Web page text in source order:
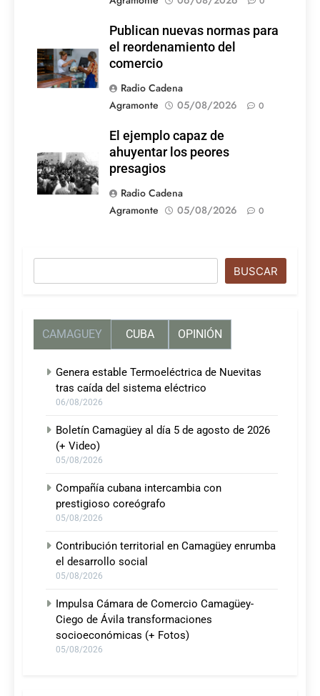
Publican nuevas normas para
el reordenamiento del
comercio
Radio Cadena
Agramonte
05/08/2026 0
El ejemplo capaz de
ahuyentar los peores
presagios
Radio Cadena
Agramonte
05/08/2026 0
BUSCAR
CAMAGUEY CUBA OPINIÓN
Genera estable Termoeléctrica de Nuevitas
tras caída del sistema eléctrico
06/08/2026
Boletín Camagüey al día 5 de agosto de 2026
(+ Video)
05/08/2026
Compañía cubana intercambia con
prestigioso coreógrafo
05/08/2026
Contribución territorial en Camagüey enrumba
el desarrollo social
05/08/2026
Impulsa Cámara de Comercio Camagüey-
Ciego de Ávila transformaciones
socioeconómicas (+ Fotos)
05/08/2026